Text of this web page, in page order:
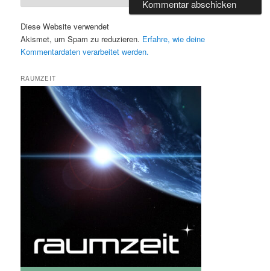
Diese Website verwendet
Akismet, um Spam zu reduzieren. Erfahre, wie deine
Kommentardaten verarbeitet werden.
RAUMZEIT